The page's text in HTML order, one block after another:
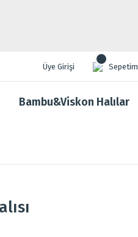
Üye Girişi Sepetim
Bambu&Viskon Halılar